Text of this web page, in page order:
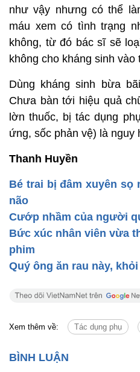
như vậy nhưng có thể
máu xem có tình trạng
không, từ đó bác sĩ sẽ
không cho kháng sinh vào
Dùng kháng sinh bừa
Chưa bàn tới hiệu quả
lờn thuốc, bị tác dụng
ứng, sốc phản vệ) là nguy
Thanh Huyền
Bé trai bị đâm xuyên sọ
não
Cướp nhầm của người
Bức xúc nhân viên vừa
phim
Quý ông ăn rau này,
Xem thêm về: Tác dụng phụ